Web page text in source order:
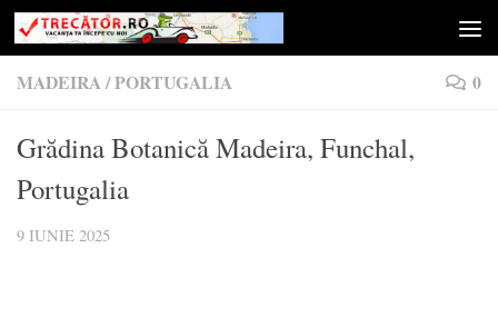
Skip to content
MADEIRA/PORTUGALIA 0
Grădina Botanică Madeira, Funchal,
Portugalia
9 IUNIE 2025